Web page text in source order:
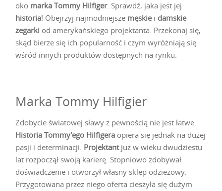
oko marka Tommy Hilfiger. Sprawdź, jaka jest jej
historia! Obejrzyj najmodniejsze męskiei damskie
zegarki od amerykańskiego projektanta. Przekonaj się,
skąd bierze się ich popularność i czym wyróżniają się
wśród innych produktów dostępnych na rynku.
Marka Tommy Hilfigier
Zdobycie światowej sławy z pewnością nie jest łatwe.
Historia Tommy'ego Hilfigera opiera się jednak na dużej
pasji i determinacji. Projektantjuż w wieku dwudziestu
lat rozpoczął swoją karierę. Stopniowo zdobywał
doświadczenie i otworzył własny sklep odzieżowy.
Przygotowana przez niego oferta cieszyła się dużym